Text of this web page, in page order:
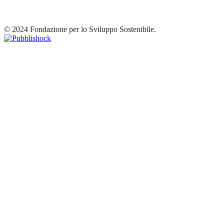
© 2024 Fondazione per lo Sviluppo Sostenibile.